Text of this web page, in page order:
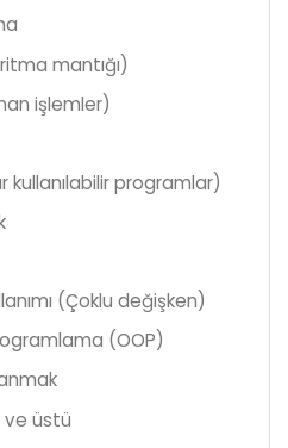
mantığı)
işlemler)
kullanılabilir programlar)
(Çoklu değişken)
(OOP)
üstü